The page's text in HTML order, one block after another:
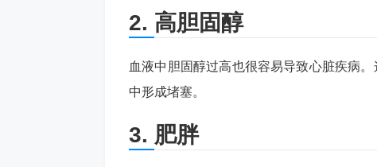
2. 高胆固醇
血液中胆固醇过高也很容易导致心脏疾病
中形成堵塞。
3. 肥胖